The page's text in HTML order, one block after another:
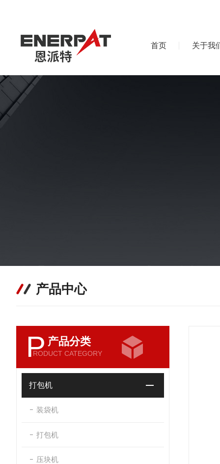
首页 关于我
产品中心
P 产品分类
RODUCT CATEGORY
打包机
装袋机
打包机
压块机